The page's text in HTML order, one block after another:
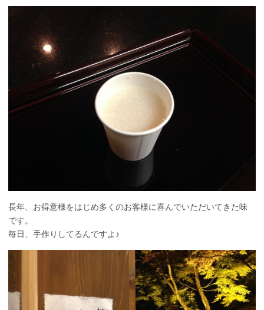
長年、お得意様をはじめ多くのお客様に喜んでいただいてきた味
です。
毎日、手作りしてるんですよ♪